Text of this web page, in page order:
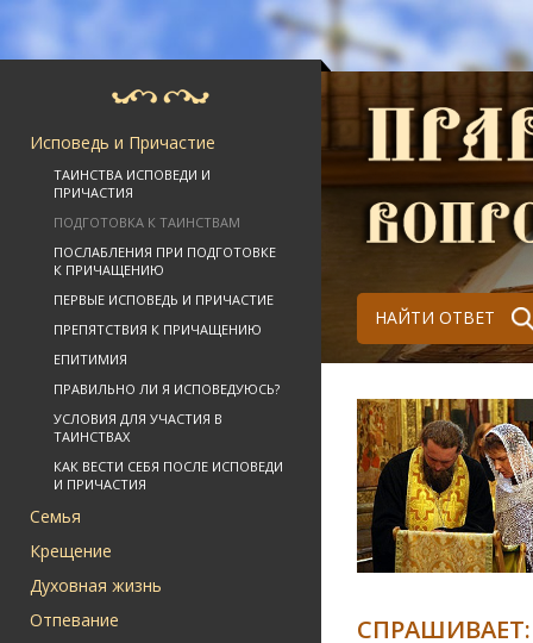
Исповедь и Причастие
ТАИНСТВА ИСПОВЕДИ И
ПРИЧАСТИЯ
ПОДГОТОВКА К ТАИНСТВАМ
ПОСЛАБЛЕНИЯ ПРИ ПОДГОТОВКЕ
К ПРИЧАЩЕНИЮ
ПЕРВЫЕ ИСПОВЕДЬ И ПРИЧАСТИЕ
ПРЕПЯТСТВИЯ К ПРИЧАЩЕНИЮ
ЕПИТИМИЯ
ПРАВИЛЬНО ЛИ Я ИСПОВЕДУЮСЬ?
УСЛОВИЯ ДЛЯ УЧАСТИЯ В
ТАИНСТВАХ
КАК ВЕСТИ СЕБЯ ПОСЛЕ ИСПОВЕДИ
И ПРИЧАСТИЯ
Семья
Крещение
Духовная жизнь
Отпевание
НАЙТИ ОТВЕТ
СПРАШИВАЕТ: